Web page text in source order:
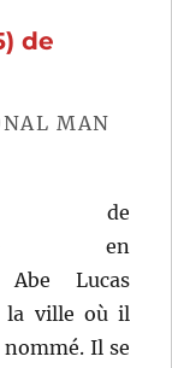
de
MAN
de
en
Abe Lucas
la ville où il
Il se